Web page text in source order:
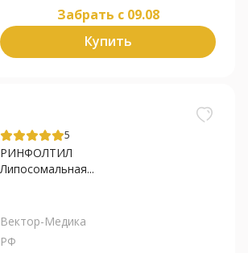
Забрать c 09.08
Купить
5
РИНФОЛТИЛ
Липосомальная...
Вектор-Медика
РФ